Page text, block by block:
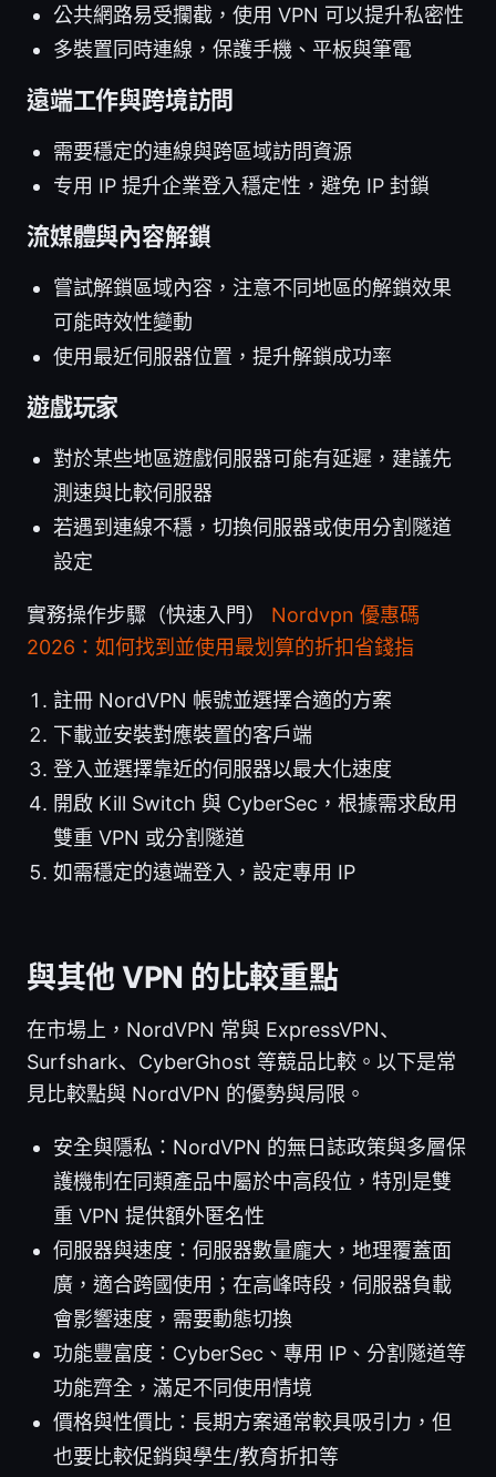
公共網路易受攔截，使用 VPN 可以提升私密性
多裝置同時連線，保護手機、平板與筆電
遠端工作與跨境訪問
需要穩定的連線與跨區域訪問資源
专用 IP 提升企業登入穩定性，避免 IP 封鎖
流媒體與內容解鎖
嘗試解鎖區域內容，注意不同地區的解鎖效果
可能時效性變動
使用最近伺服器位置，提升解鎖成功率
遊戲玩家
對於某些地區遊戲伺服器可能有延遲，建議先
測速與比較伺服器
若遇到連線不穩，切換伺服器或使用分割隧道
設定
實務操作步驟（快速入門） Nordvpn 優惠碼
2026：如何找到並使用最划算的折扣省錢指
註冊 NordVPN 帳號並選擇合適的方案
下載並安裝對應裝置的客戶端
登入並選擇靠近的伺服器以最大化速度
開啟 Kill Switch 與 CyberSec，根據需求啟用
雙重 VPN 或分割隧道
如需穩定的遠端登入，設定專用 IP
與其他 VPN 的比較重點
在市場上，NordVPN 常與 ExpressVPN、
Surfshark、CyberGhost 等競品比較。以下是常
見比較點與 NordVPN 的優勢與局限。
安全與隱私：NordVPN 的無日誌政策與多層保
護機制在同類產品中屬於中高段位，特別是雙
重 VPN 提供額外匿名性
伺服器與速度：伺服器數量龐大，地理覆蓋面
廣，適合跨國使用；在高峰時段，伺服器負載
會影響速度，需要動態切換
功能豐富度：CyberSec、專用 IP、分割隧道等
功能齊全，滿足不同使用情境
價格與性價比：長期方案通常較具吸引力，但
也要比較促銷與學生/教育折扣等